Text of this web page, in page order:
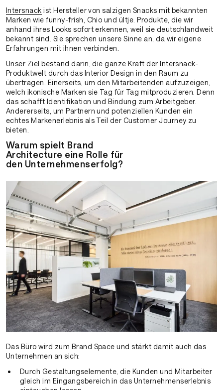
Intersnack ist Hersteller von salzigen Snacks mit bekannten
Marken wie funny-frish, Chio und ültje. Produkte, die wir
anhand ihres Looks sofort erkennen, weil sie deutschlandweit
bekannt sind. Sie sprechen unsere Sinne an, da wir eigene
Erfahrungen mit ihnen verbinden.
Unser Ziel bestand darin, die ganze Kraft der Intersnack-
Produktwelt durch das Interior Design in den Raum zu
übertragen. Einerseits, um den Mitarbeitenden aufzuzeigen,
welch ikonische Marken sie Tag für Tag mitproduzieren. Denn
das schafft Identifikation und Bindung zum Arbeitgeber.
Andererseits, um Partnern und potenziellen Kunden ein
echtes Markenerlebnis als Teil der Customer Journey zu
bieten.
Warum spielt Brand
Architecture eine Rolle für
den Unternehmenserfolg?
Das Büro wird zum Brand Space und stärkt damit auch das
Unternehmen an sich:
Durch Gestaltungselemente, die Kunden und Mitarbeiter
gleich im Eingangsbereich in das Unternehmenserlebnis